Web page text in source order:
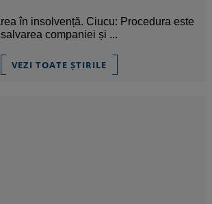
în insolvență. Ciucu: Procedura este
companiei și ...
VEZI TOATE ȘTIRILE